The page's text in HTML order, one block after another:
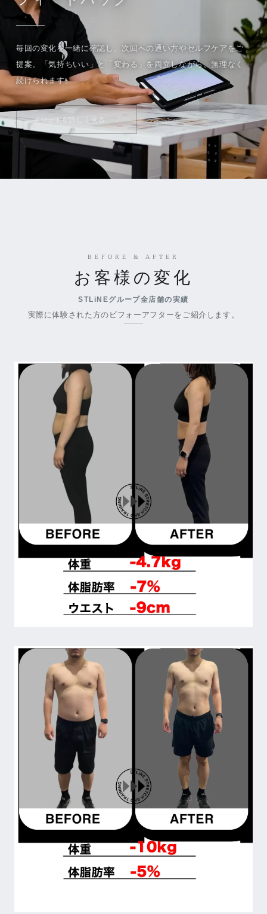
毎回の変化を一緒に確認し、次回への通い方やセルフケアをご
提案。「気持ちいい」と「変わる」を両立しながら、無理なく
続けられます。
メソッドを詳しく見る
BEFORE & AFTER
お客様の変化
STLiNEグループ全店舗の実績
実際に体験された方のビフォーアフターをご紹介します。